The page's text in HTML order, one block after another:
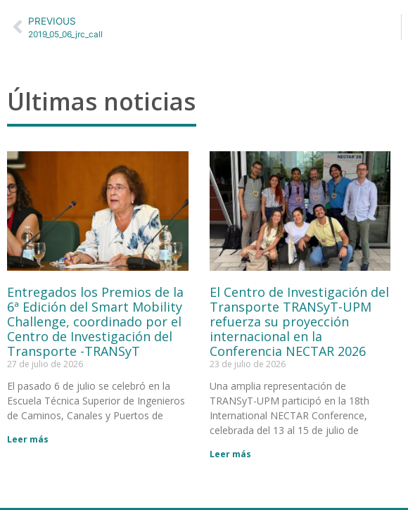
PREVIOUS
2019_05_06_jrc_call
Últimas noticias
Entregados los Premios de la
6ª Edición del Smart Mobility
Challenge, coordinado por el
Centro de Investigación del
Transporte -TRANSyT
27 de julio de 2026
El pasado 6 de julio se celebró en la
Escuela Técnica Superior de Ingenieros
de Caminos, Canales y Puertos de
Leer más
El Centro de Investigación del
Transporte TRANSyT-UPM
refuerza su proyección
internacional en la
Conferencia NECTAR 2026
23 de julio de 2026
Una amplia representación de
TRANSyT-UPM participó en la 18th
International NECTAR Conference,
celebrada del 13 al 15 de julio de
Leer más